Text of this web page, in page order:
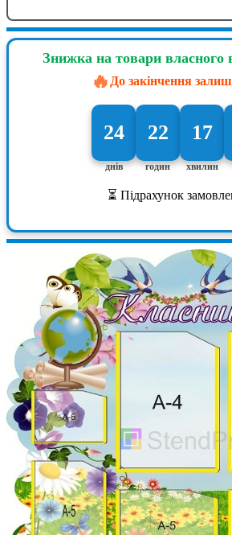
Знижка на товари власного
🔥 До закінчення
24
днів
22
годин
17
хвилин
⏳ Підрахунок